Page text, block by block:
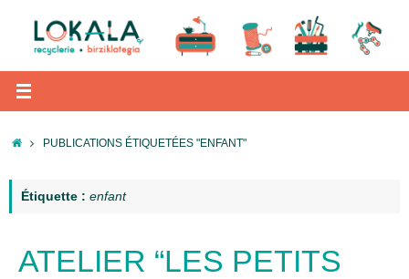
contenu
ACCUEIL
PUBLICATIONS ÉTIQUETÉES "ENFANT"
Étiquette : enfant
ATELIER “LES PETITS